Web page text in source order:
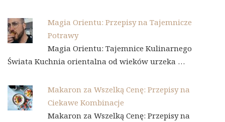
Magia Orientu: Przepisy na Tajemnicze
Potrawy
Magia Orientu: Tajemnice Kulinarnego
Świata Kuchnia orientalna od wieków urzeka …
Makaron za Wszelką Cenę: Przepisy na
Ciekawe Kombinacje
Makaron za Wszelką Cenę: Przepisy na